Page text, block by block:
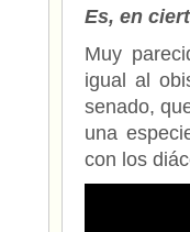
Es, en
Muy
igual al
senado,
una
con los